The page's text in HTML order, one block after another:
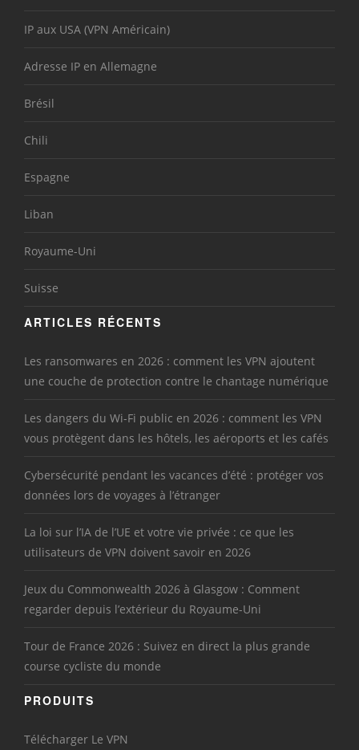
IP aux USA (VPN Américain)
Adresse IP en Allemagne
Brésil
Chili
Espagne
Liban
Royaume-Uni
Suisse
ARTICLES RÉCENTS
Les ransomwares en 2026 : comment les VPN ajoutent
une couche de protection contre le chantage numérique
Les dangers du Wi-Fi public en 2026 : comment les VPN
vous protègent dans les hôtels, les aéroports et les cafés
Cybersécurité pendant les vacances d’été : protéger vos
données lors de voyages à l’étranger
La loi sur l’IA de l’UE et votre vie privée : ce que les
utilisateurs de VPN doivent savoir en 2026
Jeux du Commonwealth 2026 à Glasgow : Comment
regarder depuis l’extérieur du Royaume-Uni
Tour de France 2026 : Suivez en direct la plus grande
course cycliste du monde
PRODUITS
Télécharger Le VPN